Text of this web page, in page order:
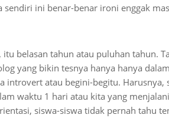
ini benar-benar ironi enggak
belasan tahun atau puluhan tahun.
yang bikin tesnya hanya hanya
introvert atau begini-begitu. Harusnya,
waktu 1 hari atau kita yang
siswa-siswa tidak pernah tahu